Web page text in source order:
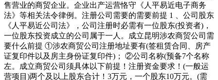
售营业的商贸企业。企业出产运营恪守《人平易近电子商务
法》等相关法令律例。注册公司需要的需要前提 1 、公司股东
《人平易近公司法》，公司注册时必需有一位股东(投资者)，
一位股东投资成立的公司属于一人。成立昆明涉农商贸公司需
要什么前提 ①涉农商贸公司注册地址要有(签租赁合同、房产
证复印件以及房主身份证复印件)； ②公司名称(预备7个名称
左。成立商贸公司须具体以下前提！注册资金要求！(一般运
营项目)两个及以上股东合计！3万元，一个股东10万元。(需